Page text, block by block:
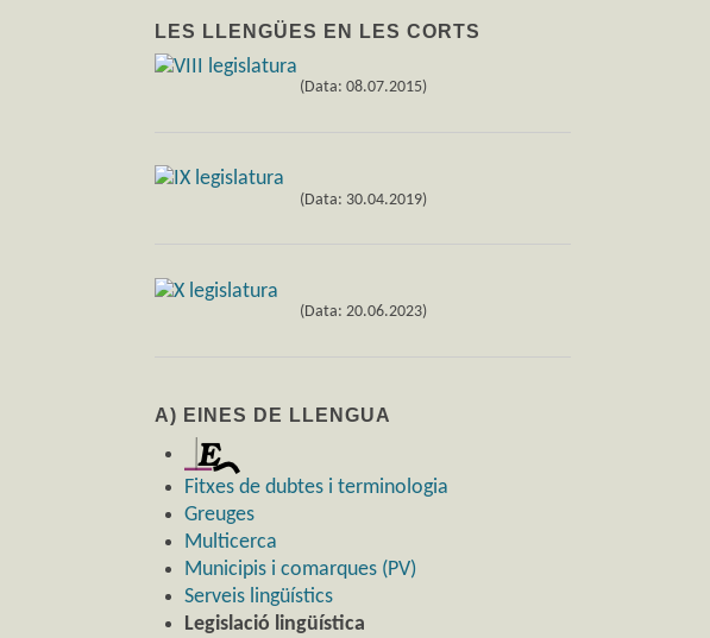
LES LLENGÜES EN LES CORTS
(Data: 08.07.2015)
(Data: 30.04.2019)
(Data: 20.06.2023)
A) EINES DE LLENGUA
Fitxes de dubtes i terminologia
Greuges
Multicerca
Municipis i comarques (PV)
Serveis lingüístics
Legislació lingüística